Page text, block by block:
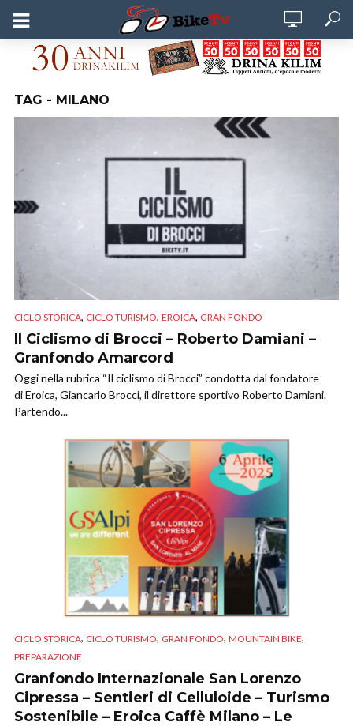
TAG - MILANO
CICLO STORICA, CICLO TURISMO, EROICA, GRAN FONDO
Il Ciclismo di Brocci – Roberto Damiani –
Granfondo Amarcord
Oggi nella rubrica “Il ciclismo di Brocci” condotta dal fondatore
di Eroica, Giancarlo Brocci, il direttore sportivo Roberto Damiani.
Partendo...
CICLO STORICA, CICLO TURISMO, GRAN FONDO, MOUNTAIN BIKE,
PREPARAZIONE
Granfondo Internazionale San Lorenzo
Cipressa – Sentieri di Celluloide – Turismo
Sostenibile – Eroica Caffè Milano – Le